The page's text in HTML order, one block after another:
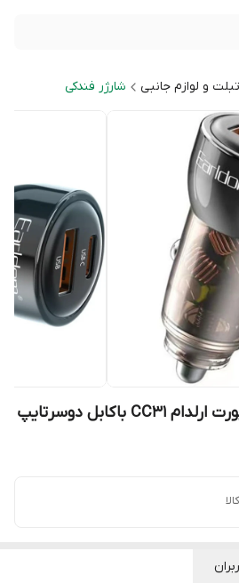
و لوازم جانبی شارژر فندکی
شارژر فندکی 30وات 2پورت ارلدام CC31 باکابل دوسرتایپ